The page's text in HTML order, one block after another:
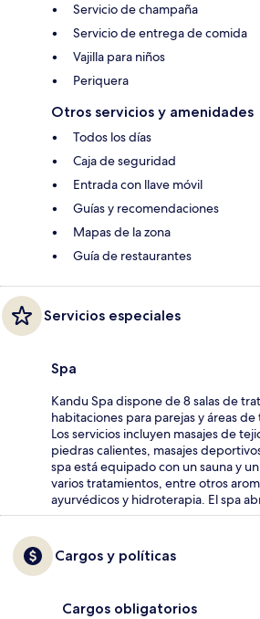
Servicio de champaña
Servicio de entrega de comida
Vajilla para niños
Periquera
Otros servicios y amenidades
Todos los días
Caja de seguridad
Entrada con llave móvil
Guías y recomendaciones
Mapas de la zona
Guía de restaurantes
Servicios especiales
Spa
Kandu Spa dispone de 8 salas de
habitaciones para parejas y áreas
Los servicios incluyen masajes de
piedras calientes, masajes
spa está equipado con un sauna y
varios tratamientos, entre otros
ayurvédicos y hidroterapia. El spa
Cargos y políticas
Cargos obligatorios